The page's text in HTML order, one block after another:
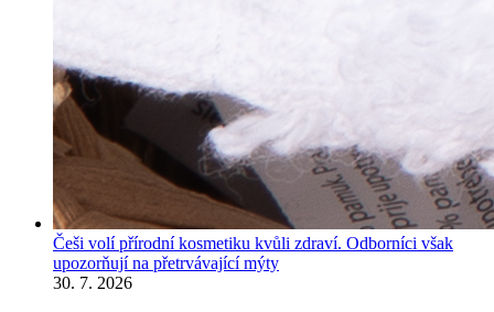
Češi volí přírodní kosmetiku kvůli zdraví. Odborníci však
upozorňují na přetrvávající mýty
30. 7. 2026